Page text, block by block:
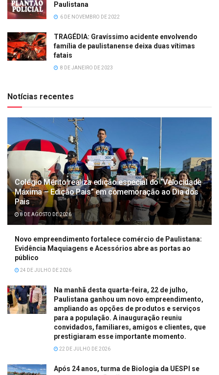
Paulistana
6 DE NOVEMBRO DE 2022
TRAGÉDIA: Gravíssimo acidente envolvendo
família de paulistanense deixa duas vítimas
fatais
8 DE JANEIRO DE 2023
Notícias recentes
Colégio Mérito realiza edição especial do “Velocidade
Máxima – Edição Pais” em comemoração ao Dia dos
Pais
8 DE AGOSTO DE 2026
Novo empreendimento fortalece comércio de Paulistana:
Evidência Maquiagens e Acessórios abre as portas ao
público
24 DE JULHO DE 2026
Na manhã desta quarta-feira, 22 de julho,
Paulistana ganhou um novo empreendimento,
ampliando as opções de produtos e serviços
para a população. A inauguração reuniu
convidados, familiares, amigos e clientes, que
prestigiaram esse importante momento.
22 DE JULHO DE 2026
Após 24 anos, turma de Biologia da UESPI se